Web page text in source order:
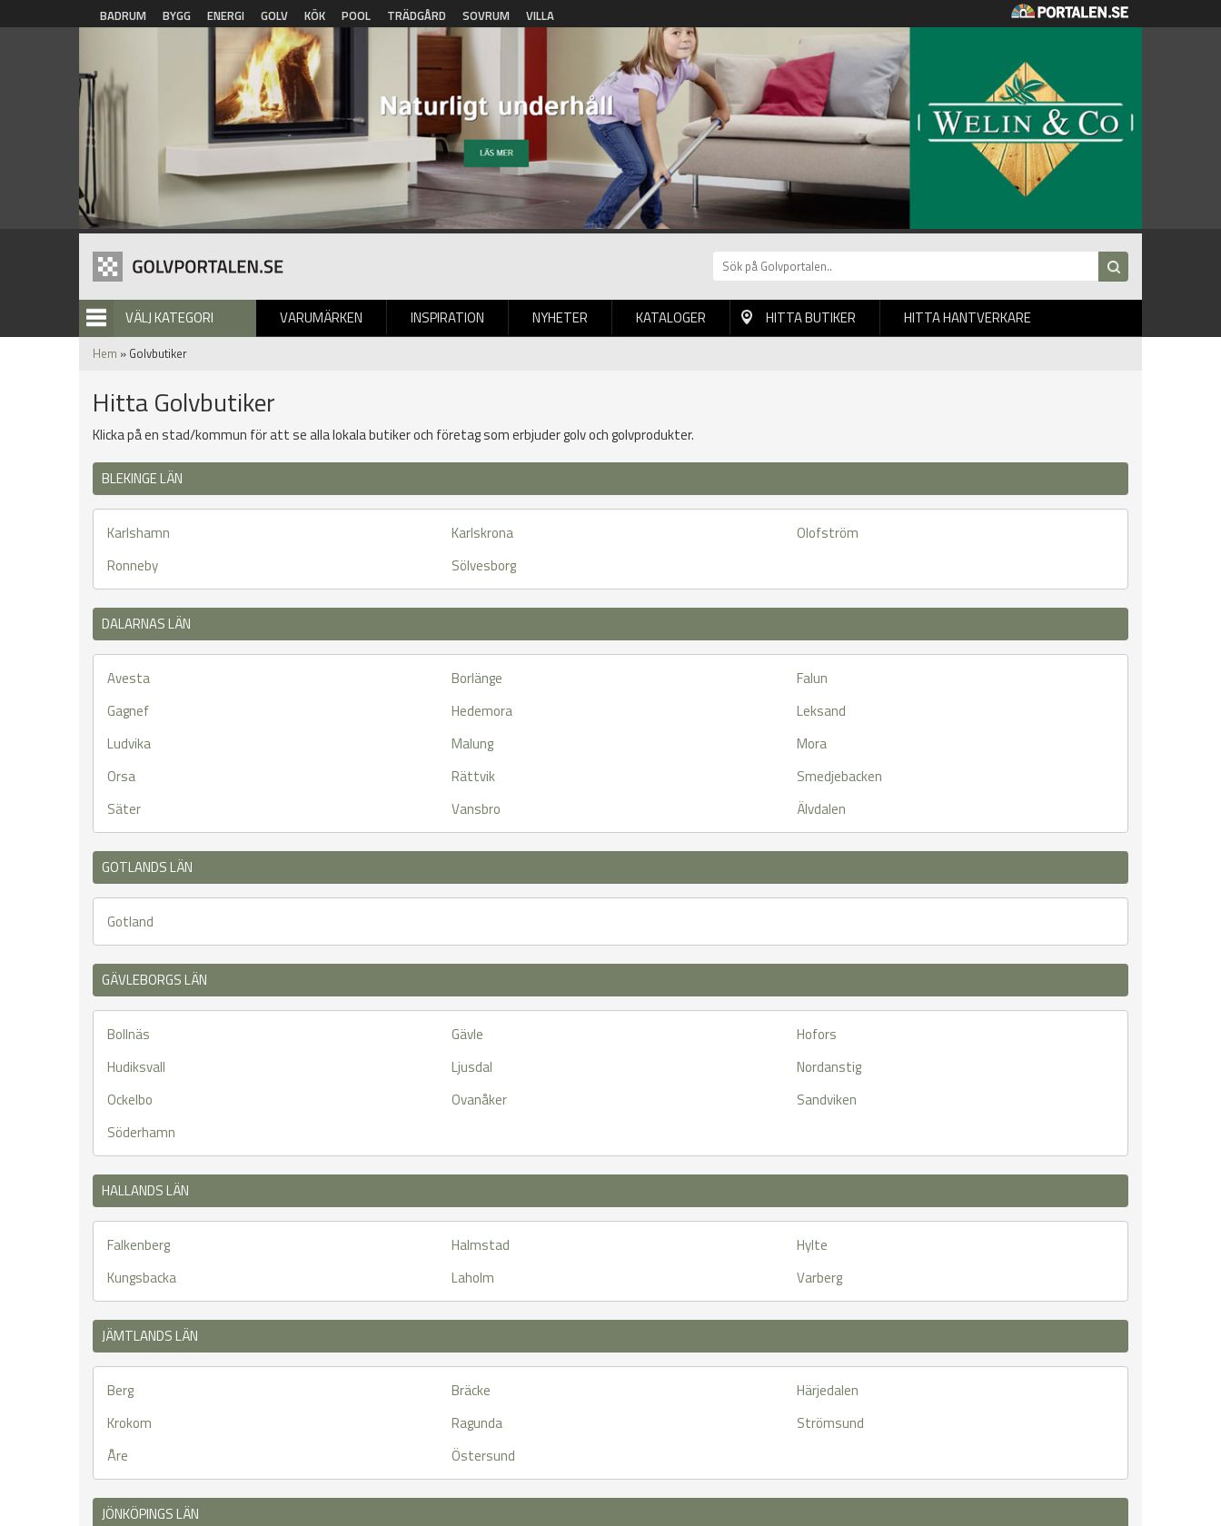
Hoppa till huvudinnehåll
BADRUM BYGG ENERGI GOLV KÖK POOL TRÄDGÅRD SOVRUM VILLA
VÄLJ KATEGORI VARUMÄRKEN INSPIRATION NYHETER
BILDGALLERI KATALOGER HITTA BUTIKER HITTA HANTVERKARE
Hem » Golvbutiker
Hitta Golvbutiker
Klicka på en stad/kommun för att se alla lokala butiker och företag som erbjuder golv och golvprodukter.
BLEKINGE LÄN
Karlshamn Karlskrona
Olofström
Ronneby
Sölvesborg
DALARNAS LÄN
Avesta Borlänge
Falun
Gagnef
Hedemora
Leksand
Ludvika
Malung
Mora
Orsa
Rättvik
Smedjebacken
Säter
Vansbro Älvdalen
GOTLANDS LÄN
Gotland
GÄVLEBORGS LÄN
Bollnäs Gävle
Hofors
Hudiksvall
Ljusdal
Nordanstig
Ockelbo
Ovanåker
Sandviken
Söderhamn
HALLANDS LÄN
Falkenberg Halmstad
Hylte
Kungsbacka
Laholm Varberg
JÄMTLANDS LÄN
Berg Bräcke
Härjedalen
Krokom
Ragunda
Strömsund
Åre
Östersund
JÖNKÖPINGS LÄN